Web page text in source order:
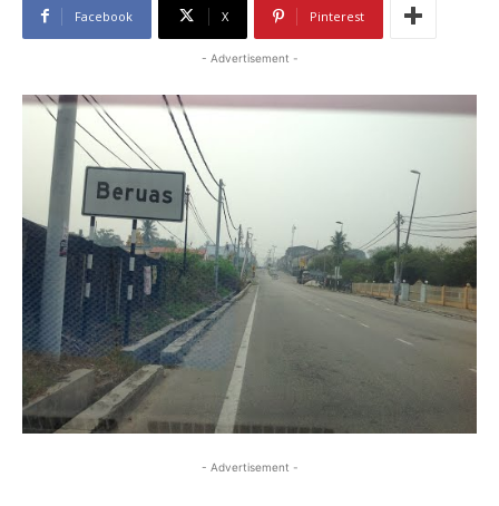
Facebook X Pinterest
- Advertisement -
- Advertisement -